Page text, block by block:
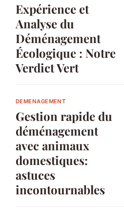
Expérience et
Analyse du
Déménagement
Écologique : Notre
Verdict Vert
DEMENAGEMENT
Gestion rapide du
déménagement
avec animaux
domestiques:
astuces
incontournables